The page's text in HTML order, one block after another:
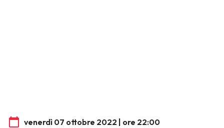
venerdì 07 ottobre 2022 | ore 22:00